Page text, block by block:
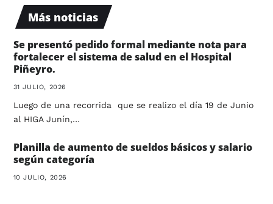
Más noticias
Se presentó pedido formal mediante nota para
fortalecer el sistema de salud en el Hospital
Piñeyro.
31 JULIO, 2026
Luego de una recorrida que se realizo el día 19 de Junio
al HIGA Junín,…
Planilla de aumento de sueldos básicos y salario
según categoría
10 JULIO, 2026